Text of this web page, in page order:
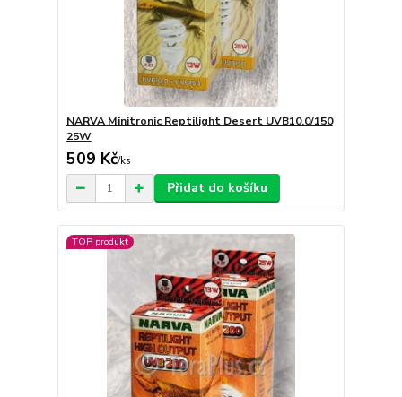
NARVA Minitronic Reptilight Desert UVB10.0/150
25W
509 Kč/ks
Přidat do košíku
TOP produkt